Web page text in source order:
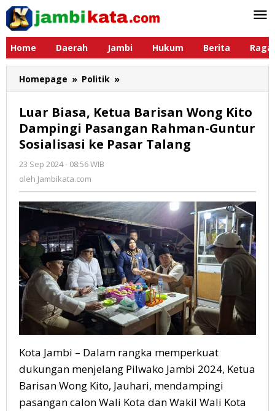
Lewati
konten
Home
Daerah Jambi Hukum Berita
Homepage » Politik »
Biasa,
Barisan
Wong
Kito
Guntur
Sosialisasi
ke
Pasar
Talang
Luar Biasa, Ketua Barisan Wong Kito
Dampingi Pasangan Rahman-Guntur
Sosialisasi ke Pasar Talang
23 Sep 2024 - 08:56 WIB
oleh Jambikata.com
Kota Jambi – Dalam rangka memperkuat
dukungan menjelang Pilwako Jambi 2024, Ketua
Barisan Wong Kito, Jauhari, mendampingi
pasangan calon Wali Kota dan Wakil Wali Kota